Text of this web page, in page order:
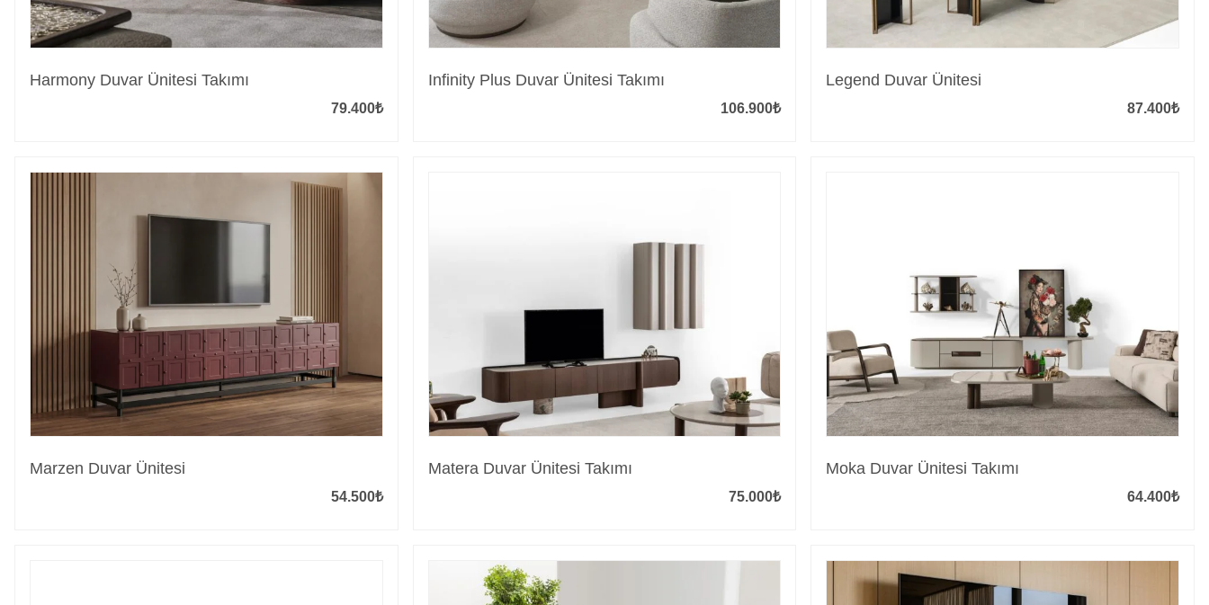
Harmony Duvar Ünitesi Takımı
79.400₺
Infinity Plus Duvar Ünitesi Takımı
106.900₺
Legend Duvar Ünitesi
87.400₺
Marzen Duvar Ünitesi
54.500₺
Matera Duvar Ünitesi Takımı
75.000₺
Moka Duvar Ünitesi Takımı
64.400₺